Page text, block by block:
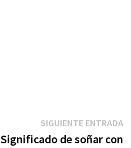
SIGUIENTE ENTRADA
Significado de soñar con